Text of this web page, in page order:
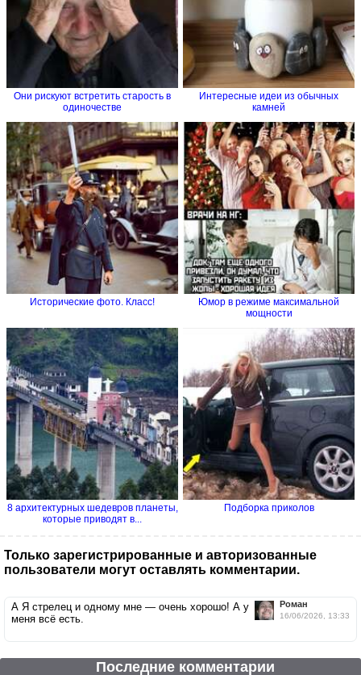
Они рискуют встретить старость в
одиночестве
Интересные идеи из обычных
камней
Исторические фото. Класс!
Юмор в режиме максимальной
мощности
8 архитектурных шедевров планеты,
которые приводят в...
Подборка приколов
Только зарегистрированные и авторизованные
пользователи могут оставлять комментарии.
Роман
16/06/2026, 13:33
А Я стрелец и одному мне — очень хорошо! А у
меня всё есть.
Последние комментарии